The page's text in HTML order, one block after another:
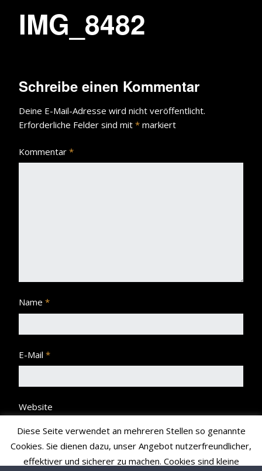
IMG_8482
Schreibe einen Kommentar
Deine E-Mail-Adresse wird nicht veröffentlicht.
Erforderliche Felder sind mit * markiert
Kommentar *
Name *
E-Mail *
Website
Diese Seite verwendet an mehreren Stellen so genannte
Cookies. Sie dienen dazu, unser Angebot nutzerfreundlicher,
effektiver und sicherer zu machen. Cookies sind kleine